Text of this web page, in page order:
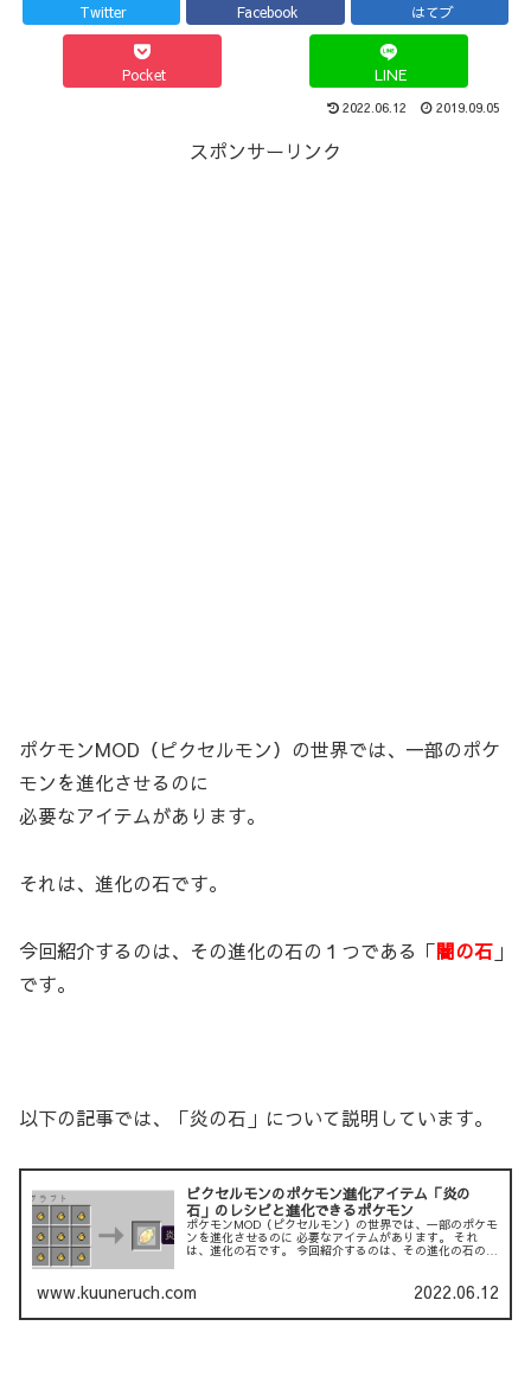
Twitter Facebook はてブ
Pocket LINE
2022.06.12 2019.09.05
スポンサーリンク
ポケモンMOD（ピクセルモン）の世界では、一部のポケ
モンを進化させるのに
必要なアイテムがあります。
それは、進化の石です。
今回紹介するのは、その進化の石の１つである「闇の石 」
です。
以下の記事では、「炎の石」について説明しています。
ピクセルモンのポケモン進化アイテム「炎の
石」のレシピと進化できるポケモン
ポケモンMOD（ピクセルモン）の世界では、一部のポケモ
ンを進化させるのに 必要なアイテムがあります。 それ
は、進化の石です。 今回紹介するのは、その進化の石の１
www.kuuneruch.com 2022.06.12